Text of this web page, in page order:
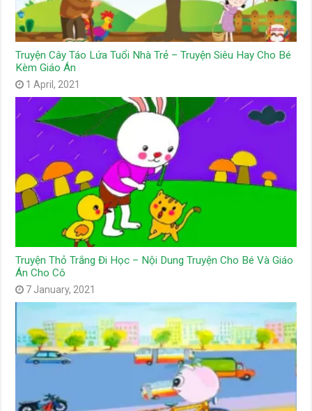
Truyện Cây Táo Lứa Tuổi Nhà Trẻ – Truyện Siêu Hay Cho Bé
Kèm Giáo Án
1 April, 2021
Truyện Thỏ Trắng Đi Học – Nội Dung Truyện Cho Bé Và Giáo
Án Cho Cô
7 January, 2021